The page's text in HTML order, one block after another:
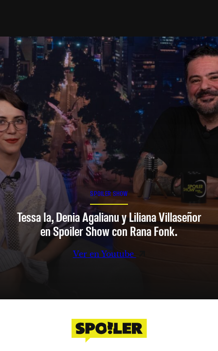
SPOILER SHOW
Tessa Ia, Denia Agalianu y Liliana Villaseñor
en Spoiler Show con Rana Fonk.
Ver en Youtube